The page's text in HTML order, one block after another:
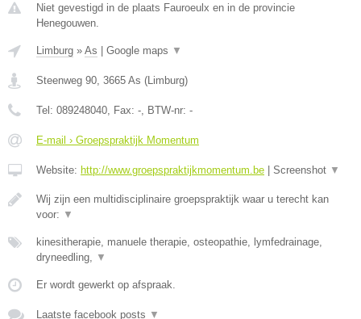
Niet gevestigd in de plaats Fauroeulx en in de provincie
Henegouwen.
Limburg » As | Google maps ▼
Steenweg 90 3665 As (Limburg)
Tel: 089248040 , Fax: - , BTW-nr: -
E-mail › Groepspraktijk Momentum
Website: http://www.groepspraktijkmomentum.be | Screenshot ▼
Wij zijn een multidisciplinaire groepspraktijk waar u terecht kan
voor: ▼
kinesitherapie, manuele therapie, osteopathie, lymfedrainage,
dryneedling,
▼
Er wordt gewerkt op afspraak.
Laatste facebook posts ▼